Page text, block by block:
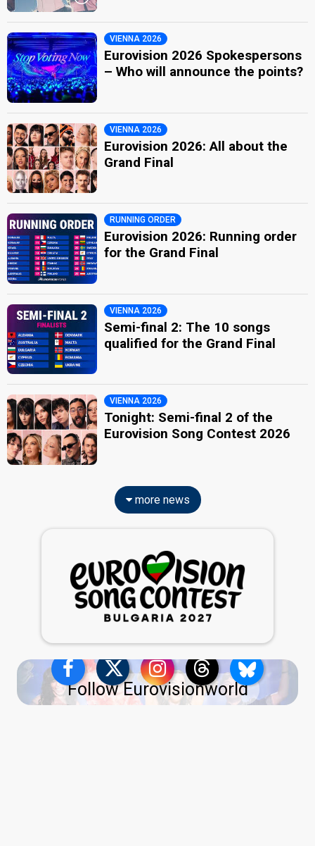
VIENNA 2026
Eurovision 2026 Spokespersons
– Who will announce the points?
VIENNA 2026
Eurovision 2026: All about the
Grand Final
RUNNING ORDER
Eurovision 2026: Running order
for the Grand Final
VIENNA 2026
Semi-final 2: The 10 songs
qualified for the Grand Final
VIENNA 2026
Tonight: Semi-final 2 of the
Eurovision Song Contest 2026
more news
Follow Eurovisionworld